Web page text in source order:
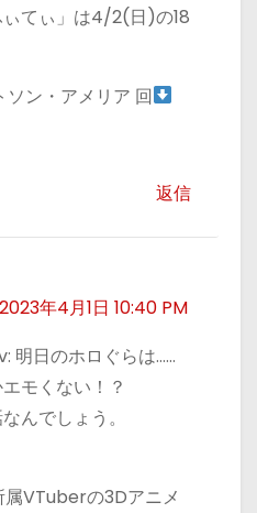
ぃてぃ」は4/2(日)の18
ン・アメリア 回
返信
2023年4月1日 10:40 PM
明日のホロぐらは……
モくない！？
んでしょう。
VTuberの3Dアニメ